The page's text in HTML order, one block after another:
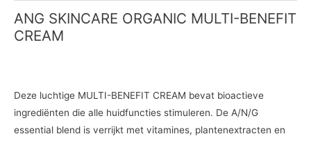
ANG SKINCARE ORGANIC MULTI-BENEFIT
CREAM
Deze luchtige MULTI-BENEFIT CREAM bevat bioactieve
ingrediënten die alle huidfuncties stimuleren. De A/N/G
essential blend is verrijkt met vitamines, plantenextracten en